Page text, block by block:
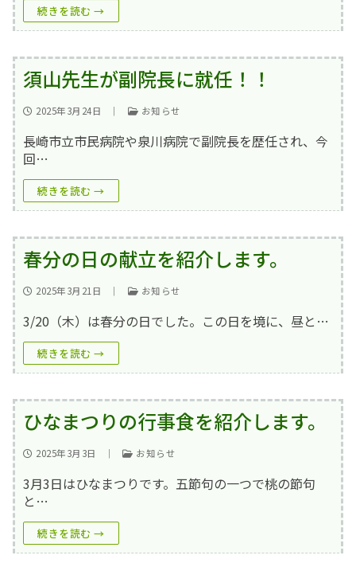
続きを読む →
須山先生が副院長に就任！！
2025年3月24日 ｜ お知らせ
長崎市立市民病院や泉川病院で副院長を歴任され、今
回…
続きを読む →
春分の日の献立を紹介します。
2025年3月21日 ｜ お知らせ
3/20（木）は春分の日でした。この日を境に、昼と…
続きを読む →
ひなまつりの行事食を紹介します。
2025年3月3日 ｜ お知らせ
3月3日はひなまつりです。五節句の一つで桃の節句
と…
続きを読む →